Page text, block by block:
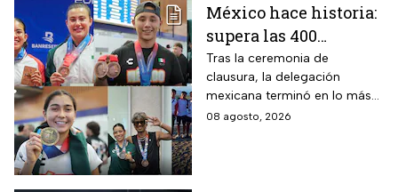
México hace historia:
supera las 400
medallas en los
Juegos
Centroamericanos
2026 e impone récords
Tras la ceremonia de
clausura, la delegación
mexicana terminó en lo más
alto del medallero
08 agosto, 2026